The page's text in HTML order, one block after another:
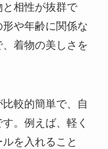
と相性が抜群で
や年齢に関係な
着物の美しさを
較的簡単で、自
。例えば、軽く
を入れること